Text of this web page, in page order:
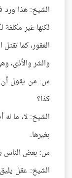
الشيخ: هذا ورد
لكنها غير مكلفة
العقور، كما
والشر والأذى،
س: من يقول أن
كذا؟
الشيخ: لا، ما
بغيرها.
س: بعض الناس
الشيخ: عقل يليق